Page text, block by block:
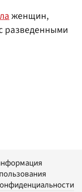
женщин,
разведенными